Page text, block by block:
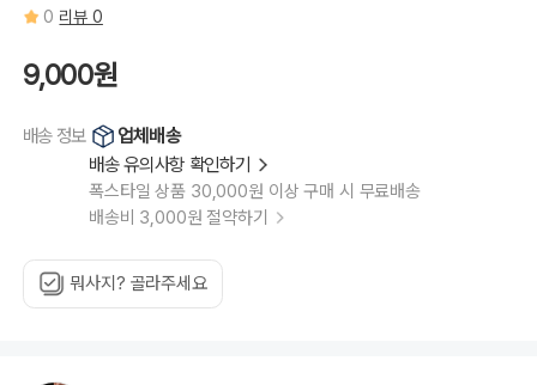
0 리뷰 0
9,000원
배송 정보
업체배송
배송 유의사항 확인하기
폭스타일 상품 30,000원 이상 구매 시 무료배송
배송비 3,000원 절약하기
뭐사지? 골라주세요